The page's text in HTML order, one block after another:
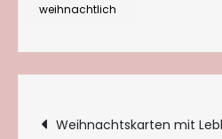
weihnachtlich
Weihnachtskarten mit